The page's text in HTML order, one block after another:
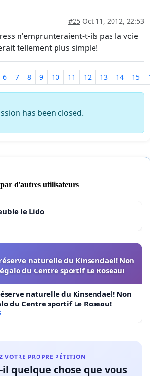
#25 Oct 11, 2012, 22:53
n'emprunteraient-t-ils pas la voie
tellement plus simple!
6 7 8 9 10 11 12 13 14 15
has been closed.
d'autres utilisateurs
le Lido
naturelle du Kinsendael! Non
du Centre sportif Le Roseau!
naturelle du Kinsendael! Non
du Centre sportif Le Roseau!
VOTRE PROPRE PÉTITION
il quelque chose que vous